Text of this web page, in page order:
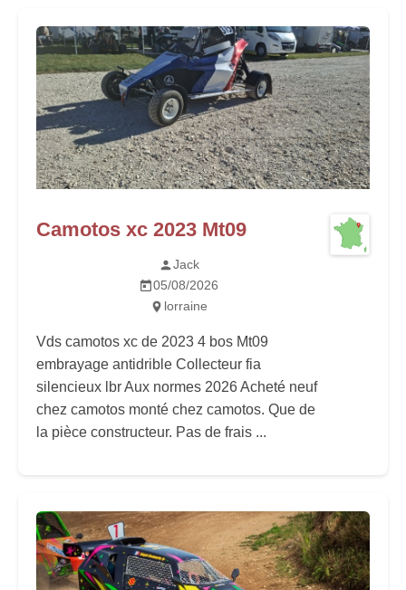
Camotos xc 2023 Mt09
Jack
05/08/2026
lorraine
Vds camotos xc de 2023 4 bos Mt09
embrayage antidrible Collecteur fia
silencieux lbr Aux normes 2026 Acheté neuf
chez camotos monté chez camotos. Que de
la pièce constructeur. Pas de frais ...